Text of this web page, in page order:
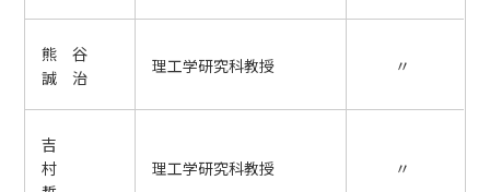
熊 谷
誠 治
理工学研究科教授 〃
吉
村
理工学研究科教授 〃